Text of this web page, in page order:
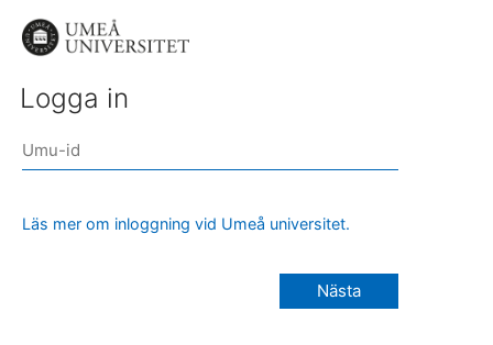
Logga in
Läs mer om inloggning vid Umeå universitet.
Nästa